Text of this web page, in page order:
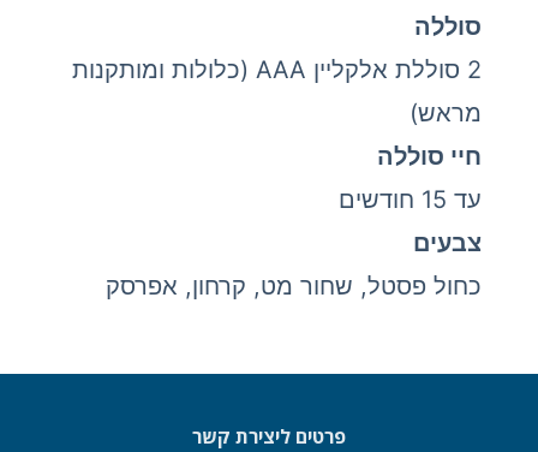
סוללה
2 סוללת אלקליין AAA (כלולות ומותקנות
מראש)
חיי סוללה
עד 15 חודשים
צבעים
כחול פסטל, שחור מט, קרחון, אפרסק
פרטים ליצירת קשר